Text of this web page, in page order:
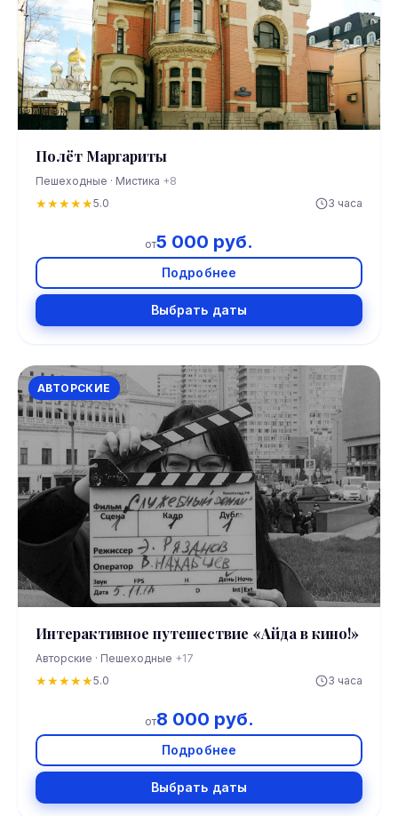
Полёт Маргариты
Пешеходные · Мистика +8
★★★★★5.0 3 часа
от5 000 руб.
Подробнее
Выбрать даты
АВТОРСКИЕ
Интерактивное путешествие «Айда в кино!»
Авторские · Пешеходные +17
★★★★★5.0 3 часа
от8 000 руб.
Подробнее
Выбрать даты